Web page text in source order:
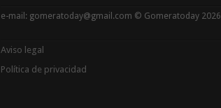
e-mail: gomeratoday@gmail.com © Gomeratoday 2026
Aviso legal
Política de privacidad